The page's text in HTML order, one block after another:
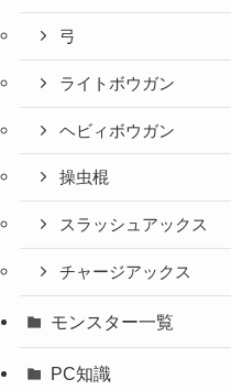
弓
ライトボウガン
ヘビィボウガン
操虫棍
スラッシュアックス
チャージアックス
モンスター一覧
PC知識